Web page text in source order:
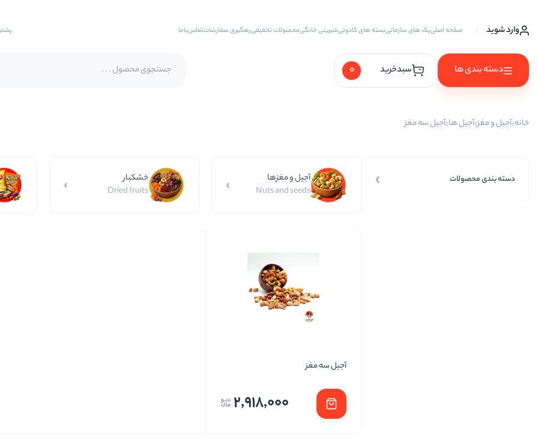
وارد شوید صفحه اصلیپک های سازمانیبسته های کادوئیشیرینی خانگیمحصولات تخفیفیرهگیری سفارشاتتماس‌با‌ما
دسته بندی ها
آجیل سه مغز
بادام هندی
بادام درختی
سبدخرید 0
خانه آجیل و مغز آجیل ها آجیل سه مغز
دسته بندی محصولات
آجیل و مغزها
Nuts and seeds
خشکبار
Dried fruits
آجیل سه مغز
2,918,000